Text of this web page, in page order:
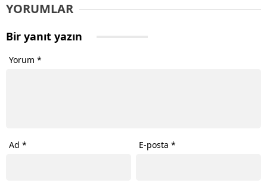
YORUMLAR
Bir yanıt yazın
Yorum *
Ad * E-posta*